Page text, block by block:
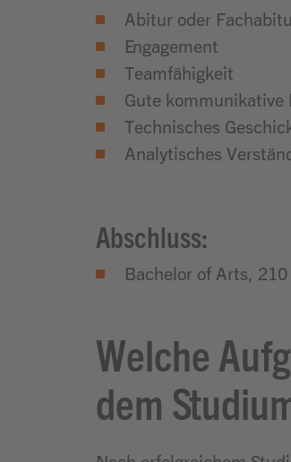
Abitur oder
Engagement
Teamfähigkeit
Gute kommunikative
Technisches
Analytisches
Abschluss:
Bachelor of Arts,
Welche
dem